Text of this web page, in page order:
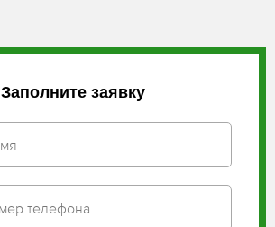
Заполните заявку